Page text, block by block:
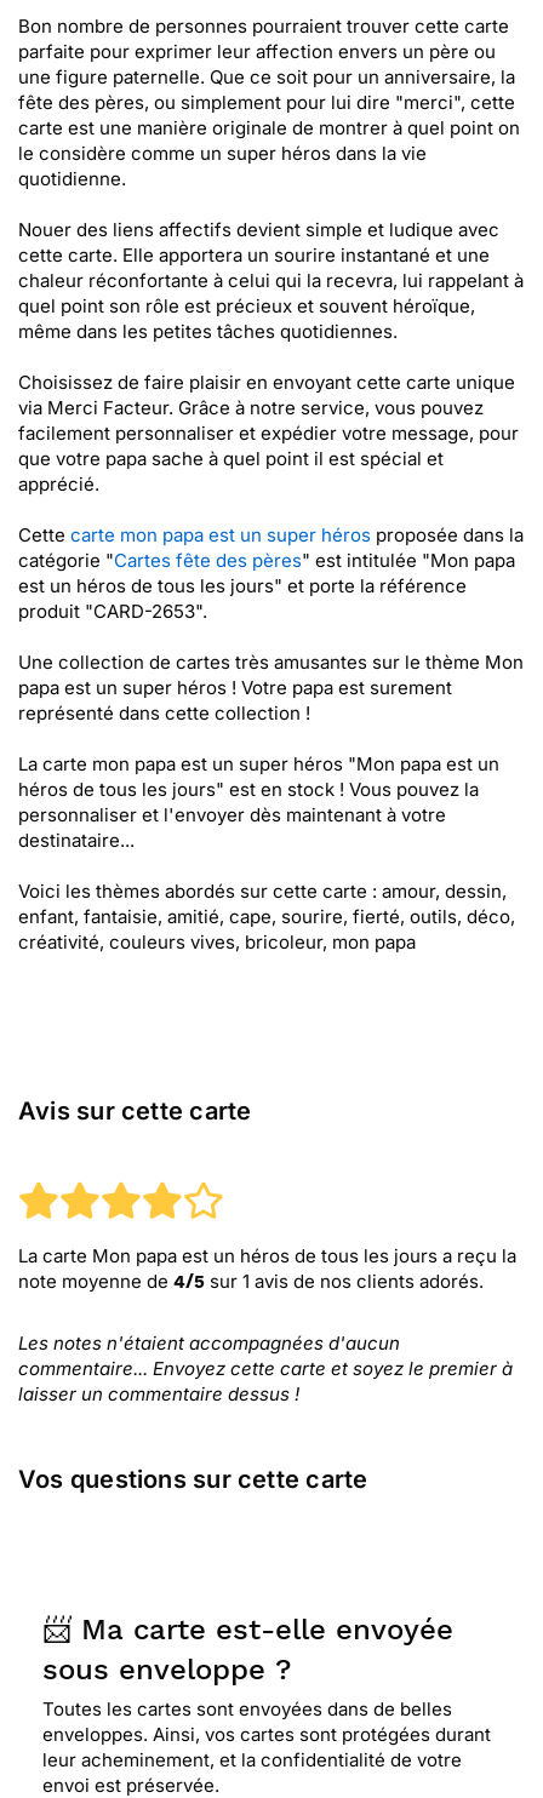
Bon nombre de personnes pourraient trouver cette carte
parfaite pour exprimer leur affection envers un père ou
une figure paternelle. Que ce soit pour un anniversaire, la
fête des pères, ou simplement pour lui dire "merci", cette
carte est une manière originale de montrer à quel point on
le considère comme un super héros dans la vie
quotidienne.
Nouer des liens affectifs devient simple et ludique avec
cette carte. Elle apportera un sourire instantané et une
chaleur réconfortante à celui qui la recevra, lui rappelant à
quel point son rôle est précieux et souvent héroïque,
même dans les petites tâches quotidiennes.
Choisissez de faire plaisir en envoyant cette carte unique
via Merci Facteur. Grâce à notre service, vous pouvez
facilement personnaliser et expédier votre message, pour
que votre papa sache à quel point il est spécial et
apprécié.
Cette carte mon papa est un super héros proposée dans la
catégorie "Cartes fête des pères" est intitulée "Mon papa
est un héros de tous les jours" et porte la référence
produit "CARD-2653".
Une collection de cartes très amusantes sur le thème Mon
papa est un super héros ! Votre papa est surement
représenté dans cette collection !
La carte mon papa est un super héros "Mon papa est un
héros de tous les jours" est en stock ! Vous pouvez la
personnaliser et l'envoyer dès maintenant à votre
destinataire...
Voici les thèmes abordés sur cette carte : amour, dessin,
enfant, fantaisie, amitié, cape, sourire, fierté, outils, déco,
créativité, couleurs vives, bricoleur, mon papa
Avis sur cette carte
La carte Mon papa est un héros de tous les jours a reçu la
note moyenne de 4/5 sur 1 avis de nos clients adorés.
Les notes n'étaient accompagnées d'aucun
commentaire... Envoyez cette carte et soyez le premier à
laisser un commentaire dessus !
Vos questions sur cette carte
📨 Ma carte est-elle envoyée
sous enveloppe ?
Toutes les cartes sont envoyées dans de belles
enveloppes. Ainsi, vos cartes sont protégées durant
leur acheminement, et la confidentialité de votre
envoi est préservée.